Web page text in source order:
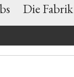
Die Fabrik